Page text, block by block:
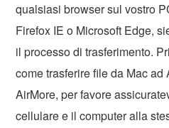
qualsiasi browser sul vostro
Firefox IE o Microsoft Edge,
il processo di trasferimento.
come trasferire file da Mac
AirMore, per favore
cellulare e il computer alla